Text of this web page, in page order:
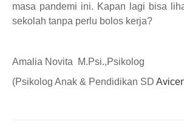
masa pandemi ini. Kapan lagi bisa
sekolah tanpa perlu bolos kerja?
Amalia Novita M.Psi.,Psikolog
(Psikolog Anak & Pendidikan SD